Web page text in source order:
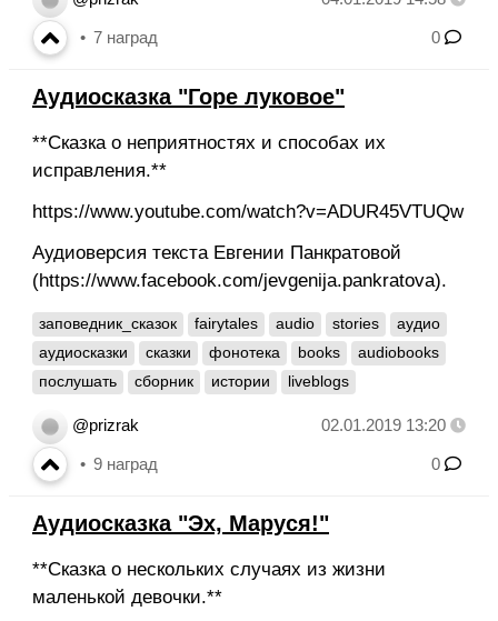
7 наград 0
Аудиосказка "Горе луковое"
**Сказка о неприятностях и способах их
исправления.**
https://www.youtube.com/watch?v=ADUR45VTUQw
Аудиоверсия текста Евгении Панкратовой
(https://www.facebook.com/jevgenija.pankratova).
заповедник_сказок fairytales audio stories
аудио
аудиосказки
сказки фонотека books
audiobooks
послушать
сборник истории liveblogs
@prizrak 02.01.2019 13:20
9 наград 0
Аудиосказка "Эх, Маруся!"
**Сказка о нескольких случаях из жизни
маленькой девочки.**